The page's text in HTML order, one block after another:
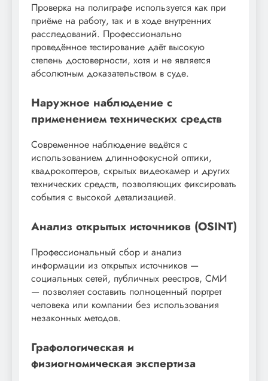
Проверка на полиграфе используется как при
приёме на работу, так и в ходе внутренних
расследований. Профессионально
проведённое тестирование даёт высокую
степень достоверности, хотя и не является
абсолютным доказательством в суде.
Наружное наблюдение с
применением технических средств
Современное наблюдение ведётся с
использованием длиннофокусной оптики,
квадрокоптеров, скрытых видеокамер и других
технических средств, позволяющих фиксировать
события с высокой детализацией.
Анализ открытых источников (OSINT)
Профессиональный сбор и анализ
информации из открытых источников —
социальных сетей, публичных реестров, СМИ
— позволяет составить полноценный портрет
человека или компании без использования
незаконных методов.
Графологическая и
физиогномическая экспертиза